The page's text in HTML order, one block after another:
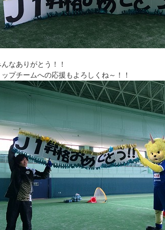
んなありがとう！！
ップチームへの応援もよろしくね～！！